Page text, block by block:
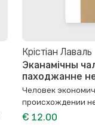
Крістіан Лаваль
Эканамічны
паходжанне
Человек
происхождении
€ 12.00